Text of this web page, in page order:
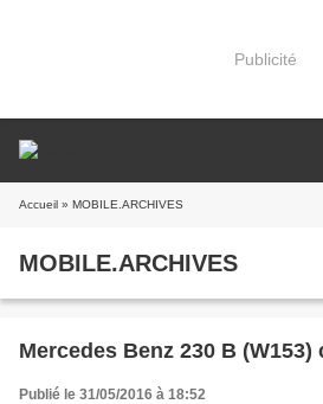
Publicité
Accueil » MOBILE.ARCHIVES
MOBILE.ARCHIVES
Mercedes Benz 230 B (W153)
Publié le 31/05/2016 à 18:52